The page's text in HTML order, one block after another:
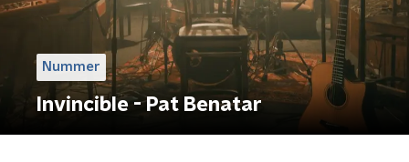
Nummer
Invincible - Pat Benatar